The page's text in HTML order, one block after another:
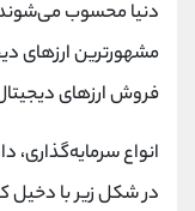
دنیا محسوب
مشهورترین ارزهای
فروش ارزهای
انواع
در شکل زیر با دخیل